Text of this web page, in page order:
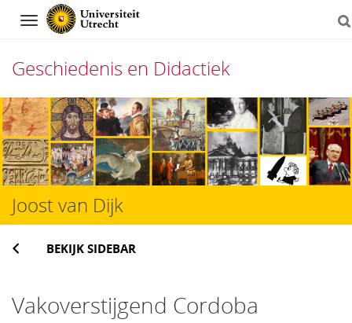
Navigation
Geschiedenis en Didactiek
Direct
naar
het
inhoud
Joost van Dijk
BEKIJK SIDEBAR
Vakoverstijgend Cordoba